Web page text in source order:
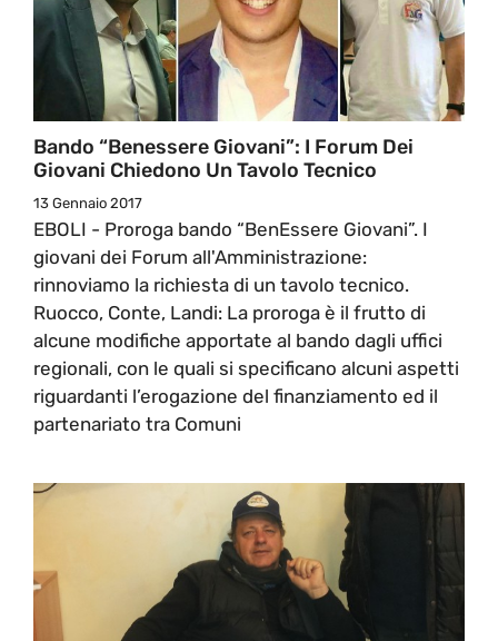
Bando “Benessere Giovani”: I Forum Dei
Giovani Chiedono Un Tavolo Tecnico
13 Gennaio 2017
EBOLI - Proroga bando “BenEssere Giovani”. I
giovani dei Forum all'Amministrazione:
rinnoviamo la richiesta di un tavolo tecnico.
Ruocco, Conte, Landi: La proroga è il frutto di
alcune modifiche apportate al bando dagli uffici
regionali, con le quali si specificano alcuni aspetti
riguardanti l’erogazione del finanziamento ed il
partenariato tra Comuni